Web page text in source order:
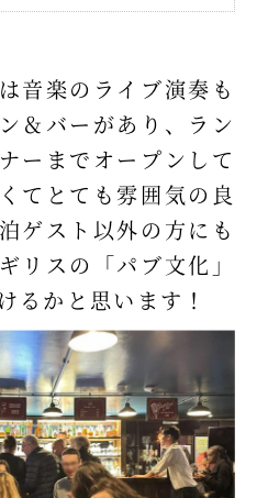
音楽のライブ演奏も
＆バーがあり、ラン
ーまでオープンして
てとても雰囲気の良
ゲスト以外の方にも
リスの「パブ文化」
るかと思います！